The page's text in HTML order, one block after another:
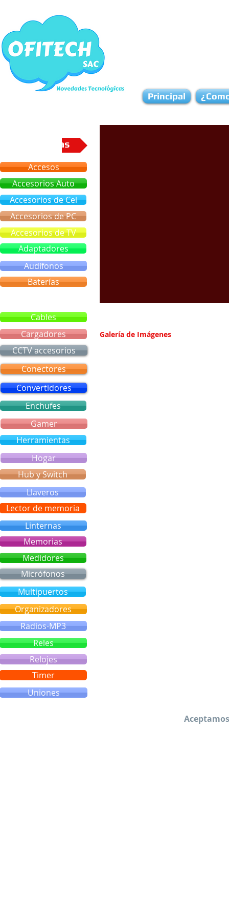
Galería de Imágenes
Categorias
Accesorios de PC
Accesorios de TV
Audífonos
Cables
Adaptadores
Accesorios de Cel
Baterías
Cargadores
Accesorios Auto
Accesos
Principal
Convertidores
CCTV accesorios
Enchufes
Conectores
Gamer
Herramientas
Hogar
Hub y Switch
Llaveros
Lector de memoria
Linternas
Memorias
Medidores
Micrófonos
Multipuertos
Organizadores
Radios-MP3
Reles
Relojes
Timer
Uniones